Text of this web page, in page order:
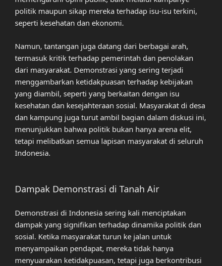
politik maupun sikap mereka terhadap isu-isu terkini,
seperti kesehatan dan ekonomi.
Namun, tantangan juga datang dari berbagai arah,
termasuk kritik terhadap pemerintah dan penolakan
dari masyarakat. Demonstrasi yang sering terjadi
menggambarkan ketidakpuasan terhadap kebijakan
yang diambil, seperti yang berkaitan dengan isu
kesehatan dan kesejahteraan sosial. Masyarakat di desa
dan kampung juga turut ambil bagian dalam diskusi ini,
menunjukkan bahwa politik bukan hanya arena elit,
tetapi melibatkan semua lapisan masyarakat di seluruh
Indonesia.
Dampak Demonstrasi di Tanah Air
Demonstrasi di Indonesia sering kali menciptakan
dampak yang signifikan terhadap dinamika politik dan
sosial. Ketika masyarakat turun ke jalan untuk
menyampaikan pendapat, mereka tidak hanya
menyuarakan ketidakpuasan, tetapi juga berkontribusi